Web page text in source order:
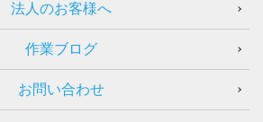
法人のお客様へ
作業ブログ
お問い合わせ